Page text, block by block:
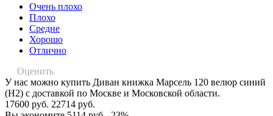
Очень плохо
Плохо
Средне
Хорошо
Отлично
Оценить
У нас можно купить Диван книжка Марсель 120 велюр синий
(Н2) с доставкой по Москве и Московской области.
17600 руб. 22714 руб.